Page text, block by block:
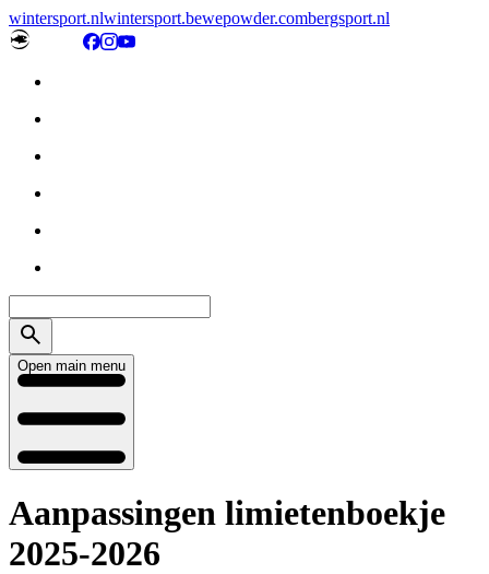
wintersport.nlwintersport.bewepowder.combergsport.nl
Open main menu
Aanpassingen limietenboekje
2025-2026